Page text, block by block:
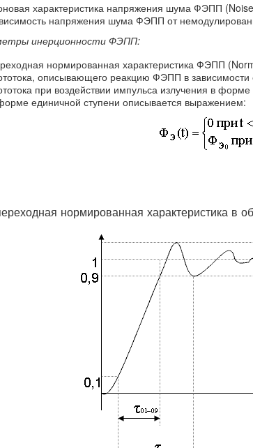
характеристика напряжения шума ФЭПП
напряжения шума ФЭПП от
инерционности ФЭПП:
нормированная характеристика ФЭПП
описывающего реакцию ФЭПП в зависимости
при воздействии импульса излучения в
единичной ступени описывается выражением:
нормированная характеристика в